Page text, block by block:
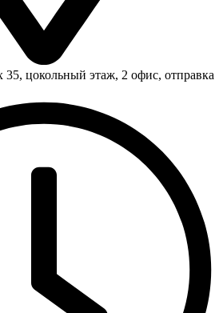
35, цокольный этаж, 2 офис, отправка